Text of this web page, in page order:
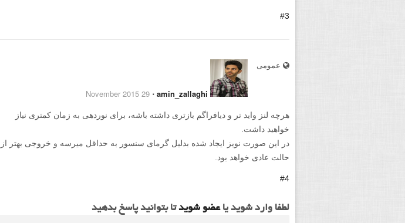
#3
عمومی
amin_zallaghi
⋅
29 November 2015
هرچه لنز واید تر و دیافراگم بازتری داشته باشه، برای نوردهی به زمان کمتری نیاز
خواهید داشت.
در این صورت نویز ایجاد شده بدلیل گرمای سنسور به حداقل میرسه و خروجی بهتر از
حالت عادی خواهد بود.
#4
لطفا وارد شوید یاعضو شویدتا بتوانید پاسخ بدهید